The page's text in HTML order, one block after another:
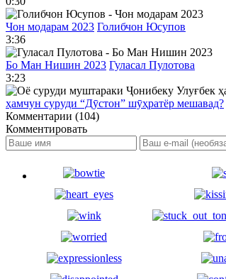
Чон модарам 2023 Голибчон Юсупов
3:36
Бо Ман Нишин 2023 Гуласал Пулотова
3:23
ҳамчун суруди “Дӯстон” шӯҳратёр мешавад?
Комментарии (104)
Комментировать